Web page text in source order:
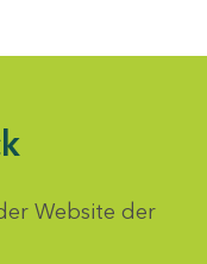
Website der